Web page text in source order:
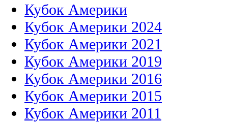
Кубок Америки
Кубок Америки 2024
Кубок Америки 2021
Кубок Америки 2019
Кубок Америки 2016
Кубок Америки 2015
Кубок Америки 2011